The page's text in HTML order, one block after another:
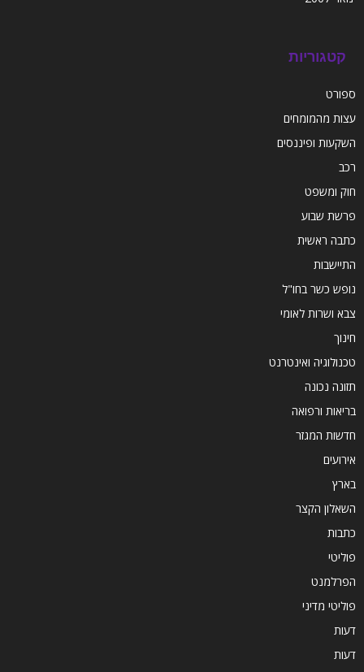
קטגוריות
ספורט
עצות מהמומחים
השקעות ופיננסים
רכב
חוק ומשפט
פרשת שבוע
כתבה ראשית
התיישבות
נופש כשר בחו"ל
צבא ושרות לאומי
חינוך
טכנולוגיה ואינטרנט
תזונה נכונה
בריאות ורפואה
חדשות המגזר
אירועים
בארץ
השאלון הקצר
כתבות
פוליטי
הפרלמנט
פוליטי מדיני
דעות
דעות